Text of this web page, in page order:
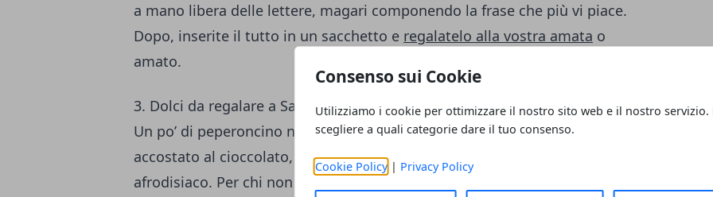
Consenso sui Cookie
Utilizziamo i cookie per ottimizzare il nostro sito web e il nostro servizio.
scegliere a quali categorie dare il tuo consenso.
Cookie Policy| Privacy Policy
a mano libera delle lettere, magari componendo la frase che più vi piace.
Dopo, inserite il tutto in un sacchetto e regalatelo alla vostra amata o
amato.
3. Dolci da regalare a San Valentino: brownies al peperoncino
Un po’ di peperoncino non guasta di certo a San Valentino! Se poi viene
accostato al cioccolato, si crea un effetto gustoso ed estremamente
afrodisiaco. Per chi non lo sapesse, ibrownies